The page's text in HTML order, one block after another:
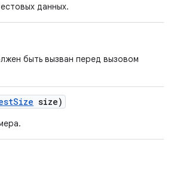
данных.
быть вызван перед вызовом
Size size)